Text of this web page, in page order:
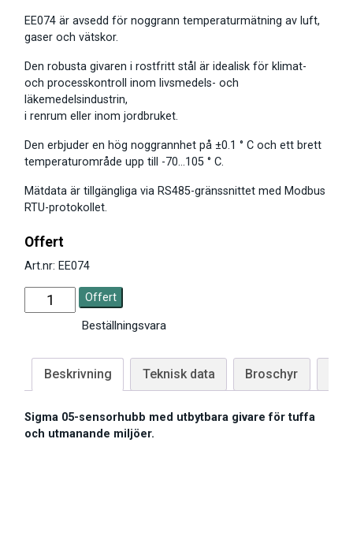
EE074 är avsedd för noggrann temperaturmätning av luft,
gaser och vätskor.
Den robusta givaren i rostfritt stål är idealisk för klimat-
och processkontroll inom livsmedels- och
läkemedelsindustrin,
i renrum eller inom jordbruket.
Den erbjuder en hög noggrannhet på ±0.1 ° C och ett brett
temperaturområde upp till -70…105 ° C.
Mätdata är tillgängliga via RS485-gränssnittet med Modbus
RTU-protokollet.
Offert
Art.nr: EE074
Offert
Beställningsvara
Beskrivning Teknisk data Broschyr
Sigma 05-sensorhubb med utbytbara givare för tuffa
och utmanande miljöer.